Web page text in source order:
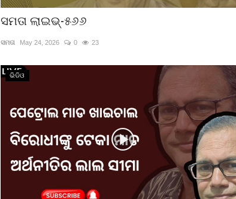
ସମତା ଲାଇଭ୍-୫୬୬
ସମତା May 24, 2026 0 23
ଭିଡିଓ